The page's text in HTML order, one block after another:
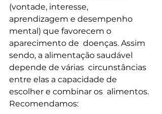
(vontade, interesse,
aprendizagem e desempenho
mental) que favorecem o
aparecimento de  doenças. Assim
sendo, a alimentação saudável
depende de várias  circunstâncias
entre elas a capacidade de
escolher e combinar os  alimentos.
Recomendamos: